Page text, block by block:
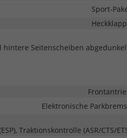
Sport-
hintere Seitenscheiben
Elektronische
Traktionskontrolle (ASR/CTS/